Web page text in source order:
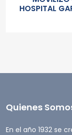
HOSPITAL
Quienes
En el año 1932 se